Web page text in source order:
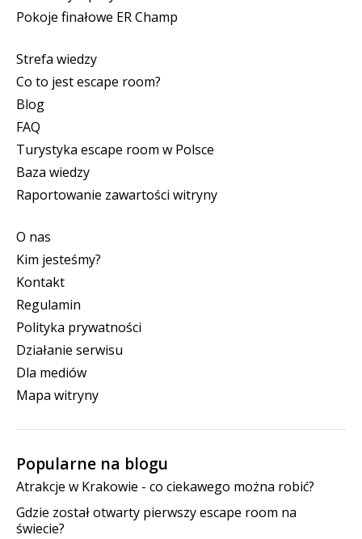
Pokoje finałowe ER Champ
Strefa wiedzy
Co to jest escape room?
Blog
FAQ
Turystyka escape room w Polsce
Baza wiedzy
Raportowanie zawartości witryny
O nas
Kim jesteśmy?
Kontakt
Regulamin
Polityka prywatności
Działanie serwisu
Dla mediów
Mapa witryny
Popularne na blogu
Atrakcje w Krakowie - co ciekawego można robić?
Gdzie został otwarty pierwszy escape room na
świecie?